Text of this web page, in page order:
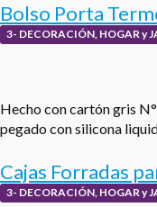
Bolso Porta
3- DECORACIÓN, HOGAR y
Hecho con cartón gris
pegado con silicona
Cajas Forradas
3- DECORACIÓN, HOGAR y